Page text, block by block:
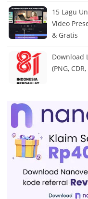
15 Lagu
Video
& Gratis
Download
(PNG,